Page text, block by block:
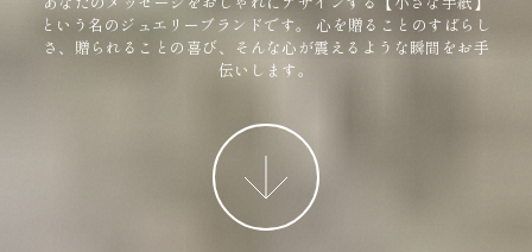
という名のジュエリーブランドです。
心を贈ることのすばらし
さ、贈られることの喜び、そんな心が震えるような瞬間をお手
伝いします。